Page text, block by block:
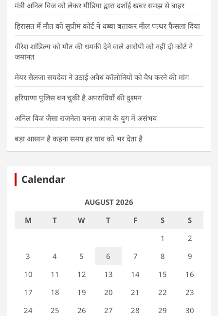
मंत्री अनिल विज को लेकर मीडिया द्वारा दर्शाई खबर समझ से बाहर
हिरासत में मौत को सुप्रीम कोर्ट ने धब्बा बताकर मील पत्थर फैसला दिया
वीरेश शांडिल्य को मौत की धमकी देने वाले आरोपी को नहीं दी कोर्ट ने
जमानत
मेयर सैलजा सचदेवा ने उठाई अवैध कॉलोनियों को वैध करने की मांग
हरियाणा पुलिस बन चुकी है अपराधियों की दुश्मन
अनिल विज जैसा राजनेता बनना आज के युग में असंभव
बड़ा आसान है कहना समय हर घाव को भर देता है
Calendar
AUGUST 2026
M
T W T F S
S
1
2
3
4 5 6 7 8
9
10
11 12 13 14 15
16
17
18 19 20 21 22
23
24
25 26 27 28 29
30